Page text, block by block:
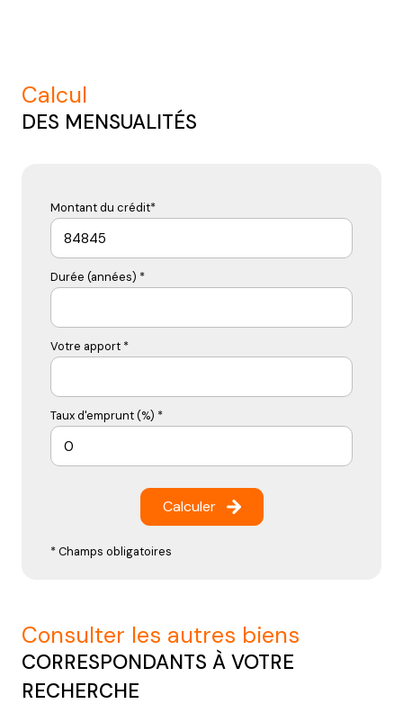
calcul
DES MENSUALITÉS
Montant du crédit*
Durée (années) *
Votre apport *
Taux d'emprunt (%) *
Calculer
* Champs obligatoires
consulter les autres biens
CORRESPONDANTS À VOTRE
RECHERCHE